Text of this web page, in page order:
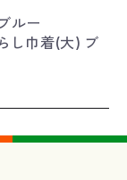
ルー
し巾着(大) ブ